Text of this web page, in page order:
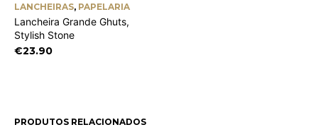
LANCHEIRAS, PAPELARIA
Lancheira Grande Ghuts,
Stylish Stone
€23.90
PRODUTOS RELACIONADOS